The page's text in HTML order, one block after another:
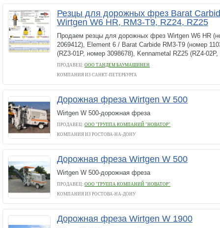
Резцы для дорожных фрез Barat
Wirtgen W6 HR, RM3-T9, RZ24, RZ25
Продаем резцы для дорожных фрез Wirtgen W6 HR
2069412), Element 6 / Barat Carbide RM3-T9 (номер
(RZ3-01P, номер 3098678), Kennametal RZ25 (RZ4-
ПРОДАВЕЦ: ООО ТАНДЕМ БАУМАШИНЕН
КОМПАНИЯ ИЗ САНКТ-ПЕТЕРБУРГА
Дорожная фреза Wirtgen W 500
Wirtgen W 500-дорожная фреза
ПРОДАВЕЦ: ООО "ГРУППА КОМПАНИЙ "НОВАТОР"
КОМПАНИЯ ИЗ РОСТОВА-НА-ДОНУ
Дорожная фреза Wirtgen W 500
Wirtgen W 500-дорожная фреза
ПРОДАВЕЦ: ООО "ГРУППА КОМПАНИЙ "НОВАТОР"
КОМПАНИЯ ИЗ РОСТОВА-НА-ДОНУ
Дорожная фреза Wirtgen W 1900